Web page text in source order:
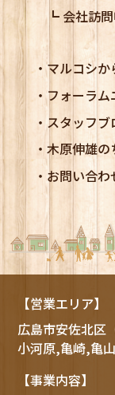
会社訪
マルコシか
フォーラム
スタッフブ
木原伸雄の
お問い合わ
【営業エリア】
広島市安佐北区
小河原,亀崎,亀
【事業内容】